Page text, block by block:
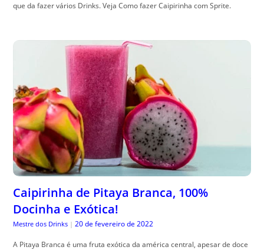
que da fazer vários Drinks. Veja Como fazer Caipirinha com Sprite.
Caipirinha de Pitaya Branca, 100%
Docinha e Exótica!
Mestre dos Drinks | 20 de fevereiro de 2022
A Pitaya Branca é uma fruta exótica da américa central, apesar de doce